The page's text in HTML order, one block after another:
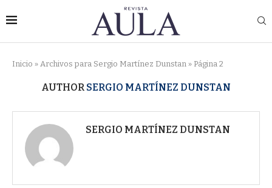
Inicio » Archivos para Sergio Martínez Dunstan » Página 2
AUTHOR SERGIO MARTÍNEZ DUNSTAN
SERGIO MARTÍNEZ DUNSTAN